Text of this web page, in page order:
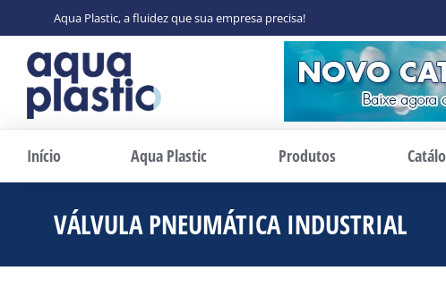
Aqua Plastic, a fluidez que sua empresa precisa!
Início Aqua Plastic Produtos
VÁLVULA PNEUMÁTICA INDUSTRIAL